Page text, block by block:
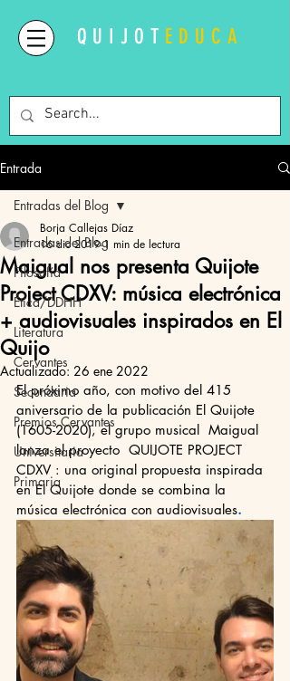
QUIJOT EDUCA
Entrada
Entradas del Blog
Filosofía
Ética/DDHH
Literatura
Cervantes
Secundaria
Premios Cervantes
Universitaria
Primaria
Entradas del Blog
Maigual nos presenta Quijote
Project CDXV: música electrónica
+ audiovisuales inspirados en El
Quijo
Borja Callejas Díaz
16 dic 2019 1 min de lectura
Actualizado: 26 ene 2022
El próximo año, con motivo del 415
aniversario de la publicación El Quijote
(1605-2020), el grupo musical  Maigual
lanza el proyecto  QUIJOTE PROJECT
CDXV : una original propuesta inspirada
en El Quijote donde se combina la
música electrónica con audiovisuales.